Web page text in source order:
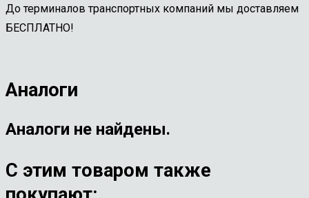
До терминалов транспортных компаний мы доставляем
БЕСПЛАТНО!
Аналоги
Аналоги не найдены.
С этим товаром также